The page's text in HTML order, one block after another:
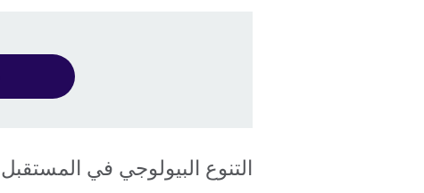
التنوع البيولوجي في المستقبل